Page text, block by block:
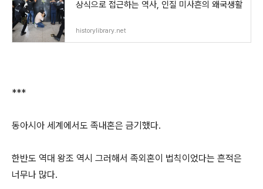
상식으로 접근하는 역사, 인질 미사흔의 왜국생활
historylibrary.net
***
동아시아 세계에서도 족내혼은 금기했다.
한반도 역대 왕조 역시 그러해서 족외혼이 법칙이었다는 흔적은
너무나 많다.